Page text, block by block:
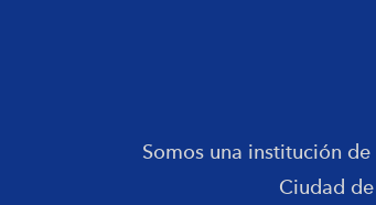
Somos una institución
Ciudad